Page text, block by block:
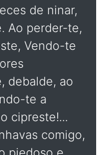
de ninar,
Ao perder-te,
Vendo-te
debalde, ao
te a
cipreste!...
comigo,